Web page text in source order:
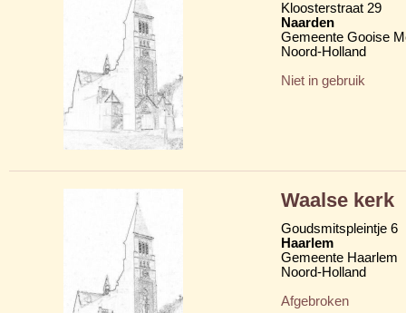
Kloosterstraat 29
Naarden
Gemeente Gooise
Noord-Holland
Niet in gebruik
Waalse kerk
Goudsmitspleintje 6
Haarlem
Gemeente Haarlem
Noord-Holland
Afgebroken